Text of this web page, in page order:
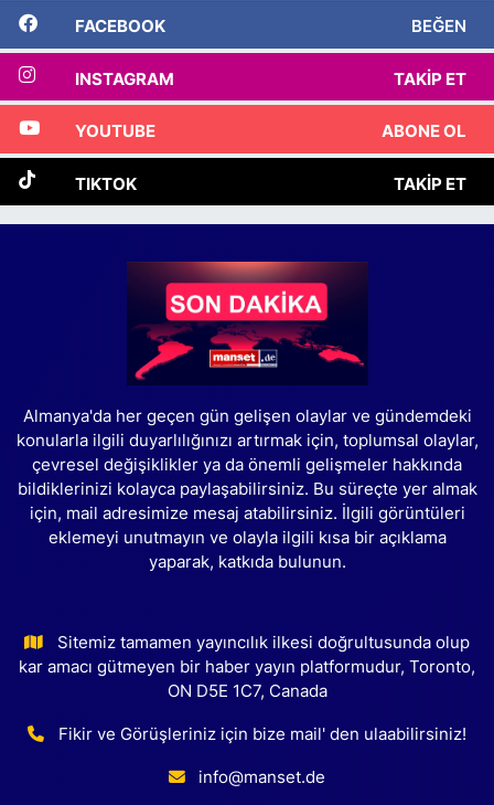
FACEBOOK BEĞEN
INSTAGRAM TAKIP ET
YOUTUBE ABONE OL
TIKTOK TAKIP ET
Almanya'da her geçen gün gelişen olaylar ve gündemdeki
konularla ilgili duyarlılığınızı artırmak için, toplumsal olaylar,
çevresel değişiklikler ya da önemli gelişmeler hakkında
bildiklerinizi kolayca paylaşabilirsiniz. Bu süreçte yer almak
için, mail adresimize mesaj atabilirsiniz. İlgili görüntüleri
eklemeyi unutmayın ve olayla ilgili kısa bir açıklama
yaparak, katkıda bulunun.
Sitemiz tamamen yayıncılık ilkesi doğrultusunda olup
kar amacı gütmeyen bir haber yayın platformudur, Toronto,
ON D5E 1C7, Canada
Fikir ve Görüşleriniz için bize mail' den ulaabilirsiniz!
info@manset.de